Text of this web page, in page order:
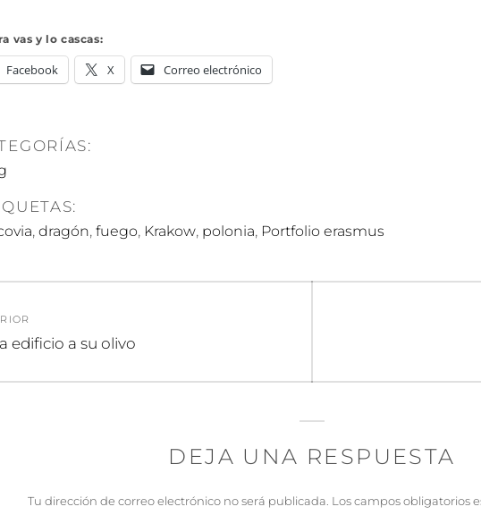
vas y lo cascas:
Facebook X Correo electrónico
, dragón, fuego, Krakow, polonia, Portfolio erasmus
edificio a su olivo
DEJA UNA RESPUESTA
Tu dirección de correo electrónico no será publicada. Los campos obligatorios